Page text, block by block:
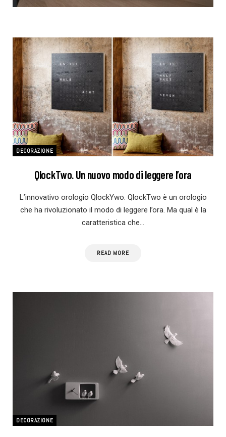
DECORAZIONE
QlockTwo. Un nuovo modo di leggere l’ora
L’innovativo orologio QlockYwo. QlockTwo è un orologio
che ha rivoluzionato il modo di leggere l’ora. Ma qual è la
caratteristica che…
READ MORE
DECORAZIONE